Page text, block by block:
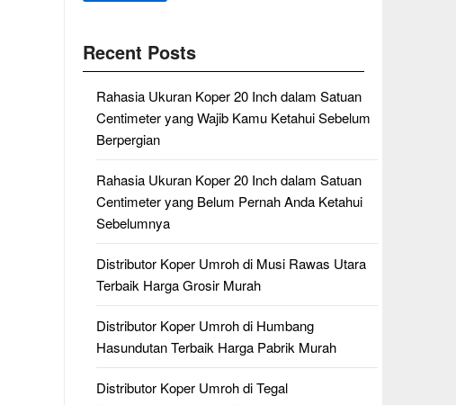
Recent Posts
Rahasia Ukuran Koper 20 Inch dalam Satuan
Centimeter yang Wajib Kamu Ketahui Sebelum
Berpergian
Rahasia Ukuran Koper 20 Inch dalam Satuan
Centimeter yang Belum Pernah Anda Ketahui
Sebelumnya
Distributor Koper Umroh di Musi Rawas Utara
Terbaik Harga Grosir Murah
Distributor Koper Umroh di Humbang
Hasundutan Terbaik Harga Pabrik Murah
Distributor Koper Umroh di Tegal